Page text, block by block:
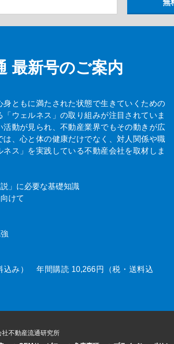
最新号のご案内
身ともに満たされた状態で生きていくための
ウェルネス」の取り組みが注目されていま
動が見られ、不動産業界でもその動きが広
、心と体の健康だけでなく、対人関係や職
ス」を実践している不動産会社を取材しま
」に必要な基礎知識
けて
込み） 年間購読 10,266円（税・送料込
不動産流通研究所